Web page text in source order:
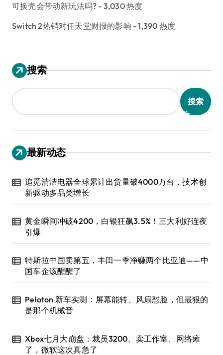
可换壳会带动新玩法吗? - 3,030 热度
Switch 2热销对任天堂财报的影响 - 1,390 热度
搜索
搜索
最新动态
追觅清洁电器全球累计出货量破4000万台，技术创
新驱动多品类增长
黄金瞬间冲破4200，白银狂飙3.5%！三大利好连夜
引爆
特斯拉中国卖第五，丰田一季净赚两个比亚迪——中
国车企该醒醒了
Peloton 新车实测：屏幕能转、风扇怼脸，但最狠的
是那个机械音
Xbox七月大崩盘：裁员3200、卖工作室、网络瘫
了，微软这次真急了